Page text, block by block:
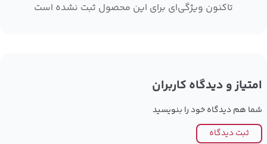
تاکنون ویژگی‌ای برای این محصول ثبت نشده است
امتیاز و دیدگاه کاربران
شما هم دیدگاه خود را بنویسید
ثبت دیدگاه